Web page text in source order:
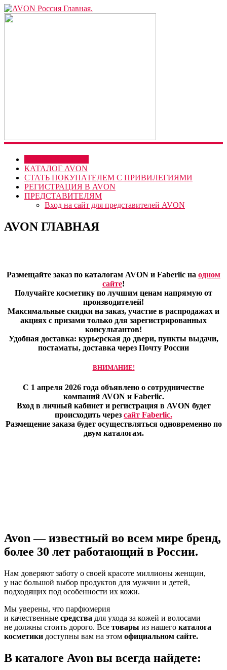
www.avon.ru
представителей.
КАТАЛОГ AVON
СТАТЬ ПОКУПАТЕЛЕМ С ПРИВИЛЕГИЯМИ
РЕГИСТРАЦИЯ В AVON
ПРЕДСТАВИТЕЛЯМ
Вход на сайт для представителей AVON
AVON ГЛАВНАЯ
Размещайте заказ по каталогам AVON и Faberlic на одном
сайте!
Получайте косметику по лучшим ценам напрямую от
производителей!
Максимальные скидки на заказ, участие в распродажах и
акциях с призами только для зарегистрированных
консультантов!
Удобная доставка: курьерская до двери, пункты выдачи,
постаматы, доставка через Почту России
ВНИМАНИЕ!
С 1 апреля 2026 года объявлено о сотрудничестве
компаний AVON и Faberlic.
Вход в личный кабинет и регистрация в AVON будет
происходить через сайт Faberlic.
Размещение заказа будет осуществляться одновременно по
двум каталогам.
Avon — известный во всем мире бренд,
более 30 лет работающий в России.
Нам доверяют заботу о своей красоте миллионы женщин,
у нас большой выбор продуктов для мужчин и детей,
подходящих под особенности их кожи.
Мы уверены, что парфюмерия
и качественные средства для ухода за кожей и волосами
не должны стоить дорого. Все товары из нашего каталога
косметики доступны вам на этом официальном сайте.
В каталоге Avon вы всегда найдете: